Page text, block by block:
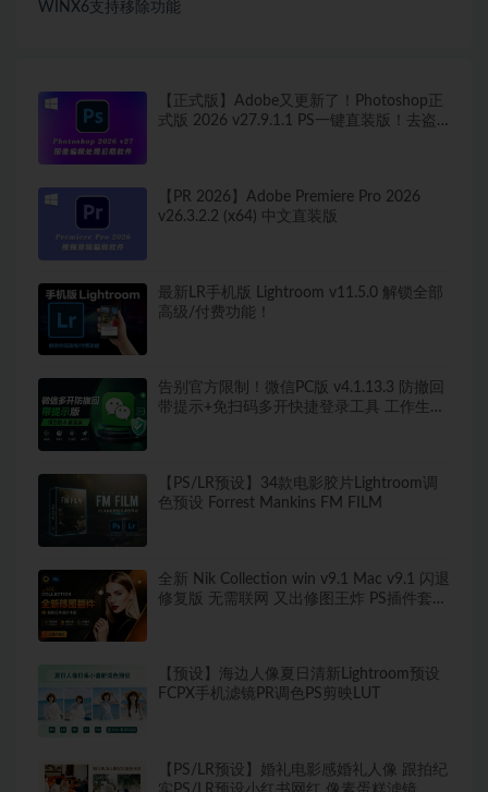
WINX6支持移除功能
【正式版】Adobe又更新了！Photoshop正
式版 2026 v27.9.1.1 PS一键直装版！去盗
【PR 2026】Adobe Premiere Pro 2026
v26.3.2.2 (x64) 中文直装版
最新LR手机版 Lightroom v11.5.0 解锁全部
高级/付费功能！
告别官方限制！微信PC版 v4.1.13.3 防撤回
带提示+免扫码多开快捷登录工具 工作生活
【PS/LR预设】34款电影胶片Lightroom调
色预设 Forrest Mankins FM FILM
全新 Nik Collection win v9.1 Mac v9.1 闪退
修复版 无需联网 又出修图王炸 PS插件套装
【预设】海边人像夏日清新Lightroom预设
FCPX手机滤镜PR调色PS剪映LUT
【PS/LR预设】婚礼电影感婚礼人像 跟拍纪